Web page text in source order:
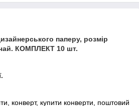
паперу, розмір
КОМПЛЕКТ 10 шт.
конверт, купити конверти, поштовий